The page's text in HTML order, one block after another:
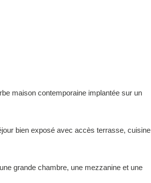
maison contemporaine implantée sur un
bien exposé avec accès terrasse, cuisine
grande chambre, une mezzanine et une